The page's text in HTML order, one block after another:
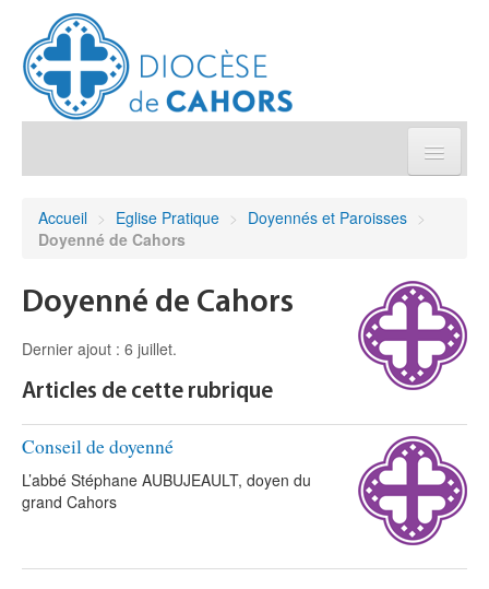
Sanctuaires & Pélerinages
Je donne
Annuaire/Contact
Accueil > Eglise Pratique > Doyennés et Paroisses >
Doyenné de Cahors
Doyenné de Cahors
Dernier ajout : 6 juillet.
Articles de cette rubrique
Conseil de doyenné
L’abbé Stéphane AUBUJEAULT, doyen du
grand Cahors